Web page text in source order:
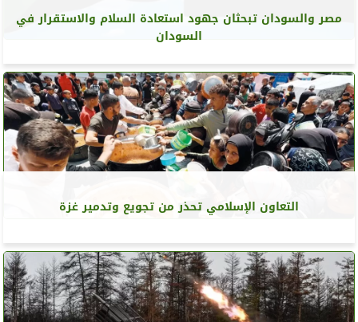
مصر والسودان تبحثان جهود استعادة السلام والاستقرار في
السودان
التعاون الإسلامي تحذر من تجويع وتدمير غزة